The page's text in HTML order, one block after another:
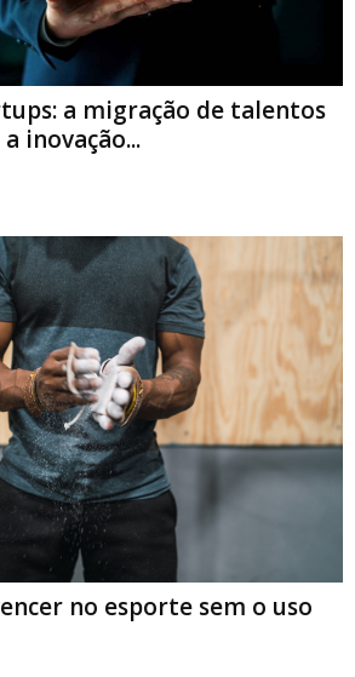
a migração de talentos
inovação...
no esporte sem o uso